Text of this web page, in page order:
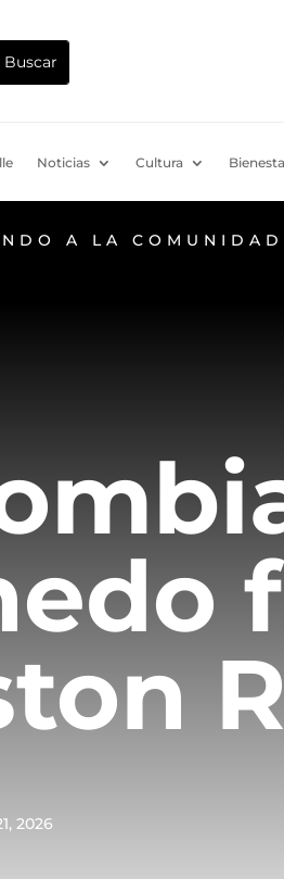
Noticias Cultura
A LA
2026